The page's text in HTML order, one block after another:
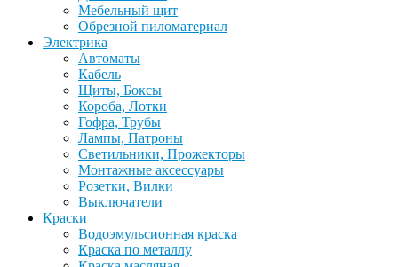
Мебельный щит
Обрезной пиломатериал
Электрика
Автоматы
Кабель
Щиты, Боксы
Короба, Лотки
Гофра, Трубы
Лампы, Патроны
Светильники, Прожекторы
Монтажные аксессуары
Розетки, Вилки
Выключатели
Краски
Водоэмульсионная краска
Краска по металлу